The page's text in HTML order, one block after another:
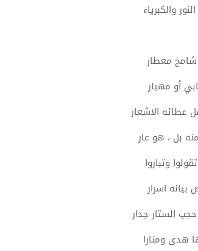
والكبرياء
معطار
أو مهيار
الاشعار
بل ، هو عار
وتباروا
اسرار
الستار جدار
هدى ومنارا